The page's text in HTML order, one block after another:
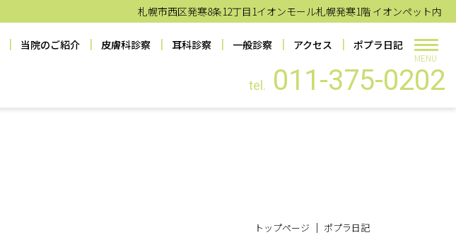
札幌市西区発寒8条12丁目1イオンモール札幌発寒1階 イオンペット内
当院のご紹介 皮膚科診察 耳科診察 一般診察 アクセス ポプラ日記
tel. 011-375-0202
MENU
トップページ ポプラ日記